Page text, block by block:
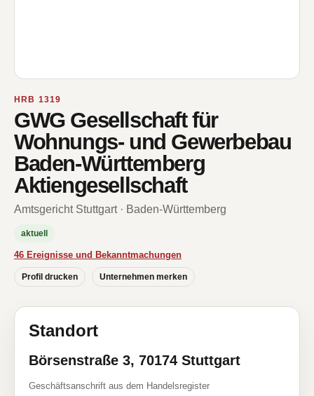
HRB 1319
GWG Gesellschaft für
Wohnungs- und Gewerbebau
Baden-Württemberg
Aktiengesellschaft
Amtsgericht Stuttgart · Baden-Württemberg
aktuell
46 Ereignisse und Bekanntmachungen
Profil drucken Unternehmen merken
Standort
Börsenstraße 3, 70174 Stuttgart
Geschäftsanschrift aus dem Handelsregister